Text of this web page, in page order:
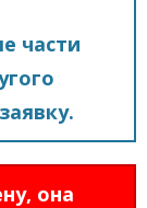
части
она